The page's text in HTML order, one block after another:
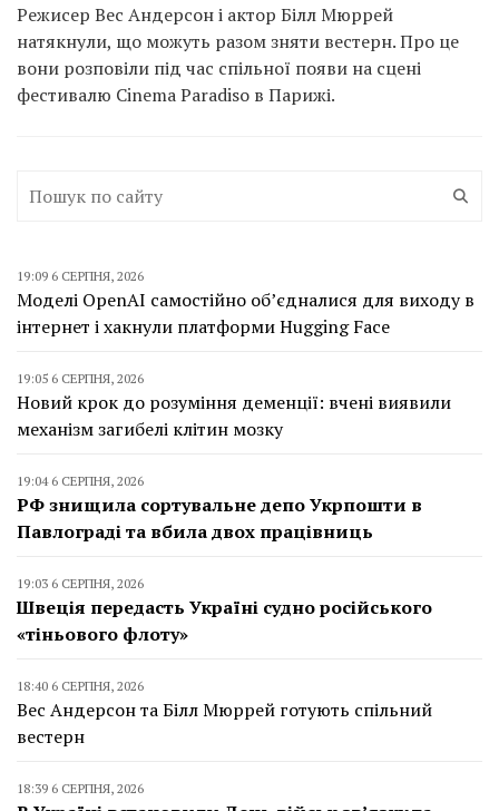
Режисер Вес Андерсон і актор Білл Мюррей
натякнули, що можуть разом зняти вестерн. Про це
вони розповіли під час спільної появи на сцені
фестивалю Cinema Paradiso в Парижі.
19:09 6 СЕРПНЯ, 2026
Моделі OpenAI самостійно об’єдналися для виходу в
інтернет і хакнули платформи Hugging Face
19:05 6 СЕРПНЯ, 2026
Новий крок до розуміння деменції: вчені виявили
механізм загибелі клітин мозку
19:04 6 СЕРПНЯ, 2026
РФ знищила сортувальне депо Укрпошти в
Павлограді та вбила двох працівниць
19:03 6 СЕРПНЯ, 2026
Швеція передасть Україні судно російського
«тіньового флоту»
18:40 6 СЕРПНЯ, 2026
Вес Андерсон та Білл Мюррей готують спільний
вестерн
18:39 6 СЕРПНЯ, 2026